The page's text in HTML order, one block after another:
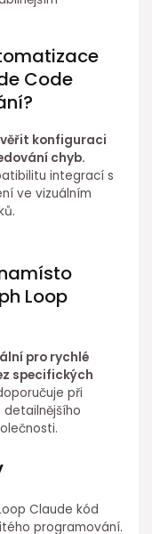
Code
konfiguraci
chyb.
integrací s
ve vizuálním
Loop
pro rychlé
specifických
při
Claude kód
programování.